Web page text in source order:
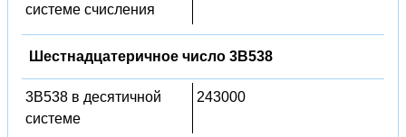
системе счисления
Шестнадцатеричное число 3B538
3B538 в десятичной
системе
243000